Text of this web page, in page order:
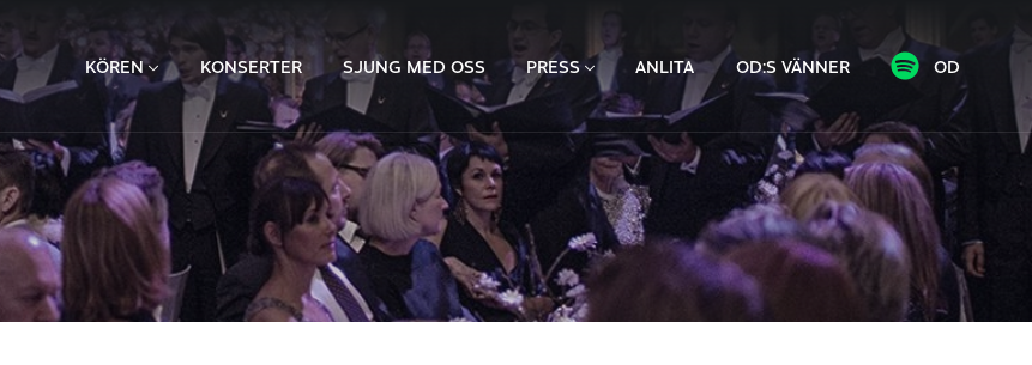
KÖREN KONSERTER SJUNG MED OSS PRESS ANLITA OD:S VÄNNER OD